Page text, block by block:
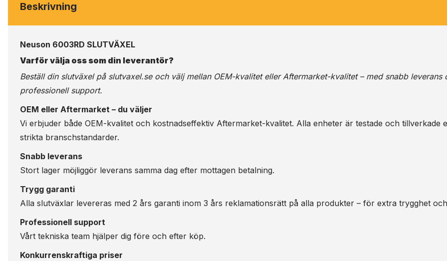
Beskrivning
Neuson 6003RD SLUTVÄXEL
Varför välja oss som din leverantör?
Beställ din slutväxel på slutvaxel.seoch välj mellan OEM-kvalitet eller Aftermarket-kvalitet – med snabb leverans
professionell support.
OEM eller Aftermarket – du väljer
Vi erbjuder både OEM-kvalitet och kostnadseffektiv Aftermarket-kvalitet. Alla enheter är testade och tillverkade
strikta branschstandarder.
Snabb leverans
Stort lager möjliggör leverans samma dag efter mottagen betalning.
Trygg garanti
Alla slutväxlar levereras med 2 års garanti inom 3 års reklamationsrätt på alla produkter – för extra trygghet
Professionell support
Vårt tekniska team hjälper dig före och efter köp.
Konkurrenskraftiga priser